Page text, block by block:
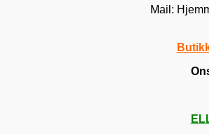
Mail: